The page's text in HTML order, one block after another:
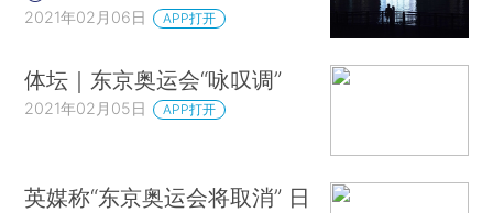
2021年02月06日 APP打开
体坛｜东京奥运会“咏叹调”
2021年02月05日 APP打开
英媒称“东京奥运会将取消” 日